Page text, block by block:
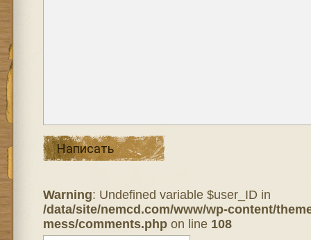
Написать
Warning: Undefined variable $user_ID in
/data/site/nemcd.com/www/wp-content/
mess/comments.phpon line 108